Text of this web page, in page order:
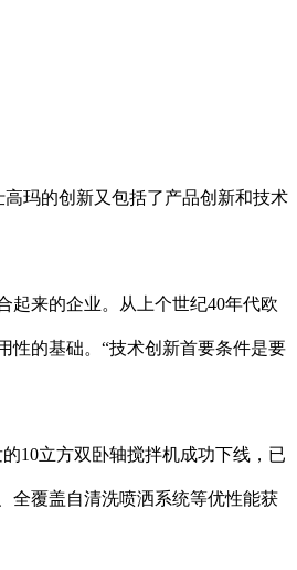
玛的创新又包括了产品创新和技术
来的企业。从上个世纪40年代欧
性的基础。“技术创新首要条件是要
10立方双卧轴搅拌机成功下线，已
全覆盖自清洗喷洒系统等优性能获